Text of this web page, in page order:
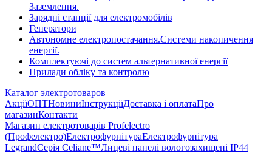
Заземлення.
Зарядні станції для електромобілів
Генератори
Автономне електропостачання.Системи накопичення
енергії.
Комплектуючі до систем альтернативної енергії
Прилади обліку та контролю
Каталог электротоваров
АкціїОПТНовиниІнструкціїДоставка і оплатаПро
магазинКонтакти
Магазин електротоварів Profelectro
(Профелектро)ЕлектрофурнітураЕлектрофурнітура
LegrandСерія Celiane™Лицеві панелі вологозахищені IP44